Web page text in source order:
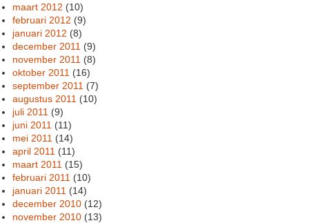
maart 2012 (10)
februari 2012 (9)
januari 2012 (8)
december 2011 (9)
november 2011 (8)
oktober 2011 (16)
september 2011 (7)
augustus 2011 (10)
juli 2011 (9)
juni 2011 (11)
mei 2011 (14)
april 2011 (11)
maart 2011 (15)
februari 2011 (10)
januari 2011 (14)
december 2010 (12)
november 2010 (13)